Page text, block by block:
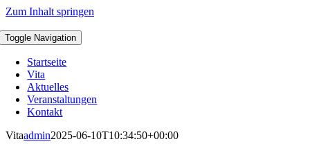
Zum Inhalt springen
Toggle Navigation
Startseite
Vita
Aktuelles
Veranstaltungen
Kontakt
Vitaadmin2025-06-10T10:34:50+00:00